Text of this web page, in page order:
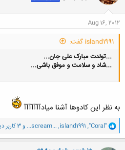
ا
Aug 16, 2012
island1991 گفت:
...تولدت مبارک علی جان...
...شاد و سلامت و موفق باشی...
به نظر این کادوها آشنا میادآآآآآآآ
و
ا
ک
ن
"Coral"
,
island1991
,
...scream... و 3 کاربر دیگر